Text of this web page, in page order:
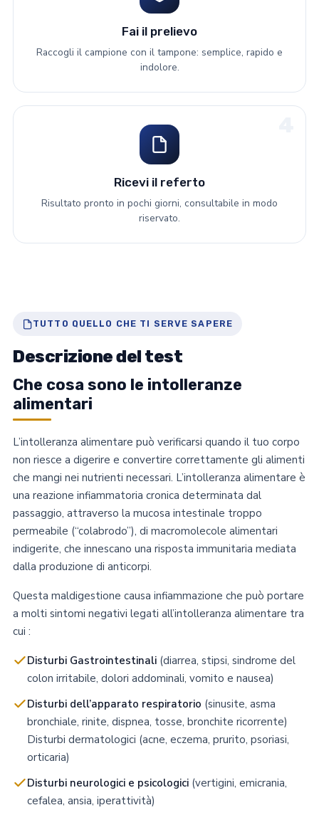
Fai il prelievo
Raccogli il campione con il tampone: semplice, rapido e
indolore.
Ricevi il referto
Risultato pronto in pochi giorni, consultabile in modo
riservato.
TUTTO QUELLO CHE TI SERVE SAPERE
Descrizione del test
Che cosa sono le intolleranze
alimentari
L’intolleranza alimentare può verificarsi quando il tuo corpo
non riesce a digerire e convertire correttamente gli alimenti
che mangi nei nutrienti necessari. L’intolleranza alimentare è
una reazione infiammatoria cronica determinata dal
passaggio, attraverso la mucosa intestinale troppo
permeabile (“colabrodo”), di macromolecole alimentari
indigerite, che innescano una risposta immunitaria mediata
dalla produzione di anticorpi.
Questa maldigestione causa infiammazione che può portare
a molti sintomi negativi legati all’intolleranza alimentare tra
cui :
Disturbi Gastrointestinali (diarrea, stipsi, sindrome del
colon irritabile, dolori addominali, vomito e nausea)
Disturbi dell’apparato respiratorio (sinusite, asma
bronchiale, rinite, dispnea, tosse, bronchite ricorrente)
Disturbi dermatologici (acne, eczema, prurito, psoriasi,
orticaria)
Disturbi neurologici e psicologici (vertigini, emicrania,
cefalea, ansia, iperattività)